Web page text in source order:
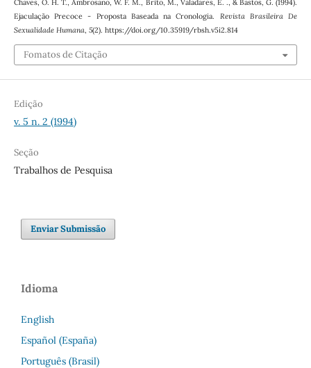
Chaves, O. H. T., Ambrosano, W. F. M., Brito, M., Valadares, E. ., & Bastos, G. (1994).
Ejaculação Precoce - Proposta Baseada na Cronologia. Revista Brasileira De
Sexualidade Humana, 5(2). https://doi.org/10.35919/rbsh.v5i2.814
Fomatos de Citação
Edição
v. 5 n. 2 (1994)
Seção
Trabalhos de Pesquisa
Enviar Submissão
Idioma
English
Español (España)
Português (Brasil)